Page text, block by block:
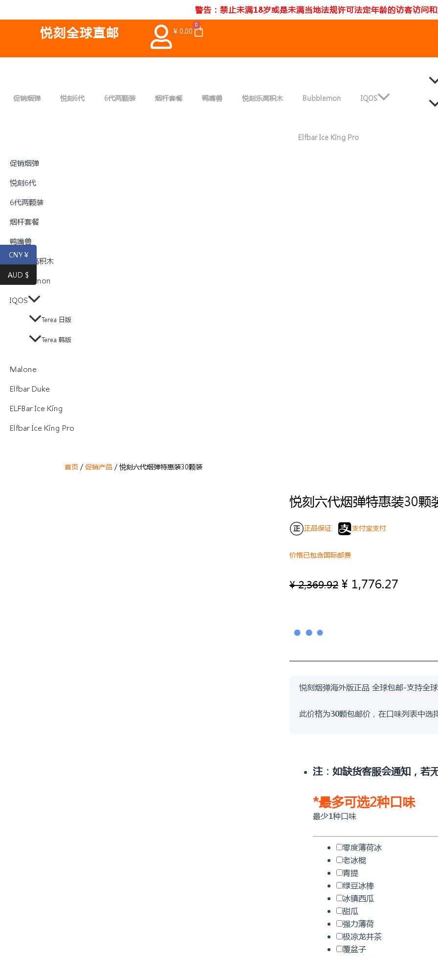
至
警告：禁止未满18岁或是未满当地法规许可法定年龄的访客访问和
悦刻全球直邮 ¥ 0.00
0
促销烟弹 悦刻6代 6代两颗装 烟杆套餐 鸭嘴兽 悦刻乐高积木 Bubblemon IQOS
Elfbar Ice King Pro
促销烟弹
悦刻6代
6代两颗装
烟杆套餐
鸭嘴兽
悦刻乐高积木
Bubblemon
IQOS
Terea 日版
Terea 韩版
Malone
Elfbar Duke
ELFBar Ice King
Elfbar Ice King Pro
首页 / 促销产品 / 悦刻六代烟弹特惠装30颗装
悦刻六代烟弹特惠装30颗
正品保证 支付宝支付
价格已包含国际邮费
¥2,369.92 原
¥ 1,776.27
悦刻烟弹海外版正品 全球包邮-支持全
此价格为30颗包邮价，在口味列表中选
注：如缺货客服会通知，若
*最多可选2种口味
最少1种口味
零度薄荷冰
老冰棍
青提
绿豆冰棒
冰镇西瓜
甜瓜
强力薄荷
极凉龙井茶
覆盆子
CNY ¥
AUD $